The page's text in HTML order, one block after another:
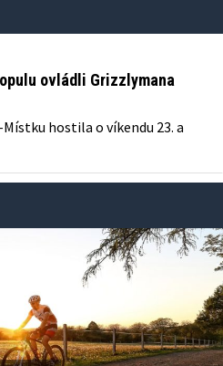
ovládli Grizzlymana
hostila o víkendu 23. a